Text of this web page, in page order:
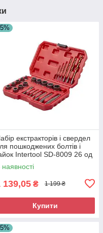
екстракторів і свердел
пошкоджених болтів і
Intertool SD-8009 26 од
для викручування
болтів
наявності
139,05 ₴ 1 199 ₴
Купити